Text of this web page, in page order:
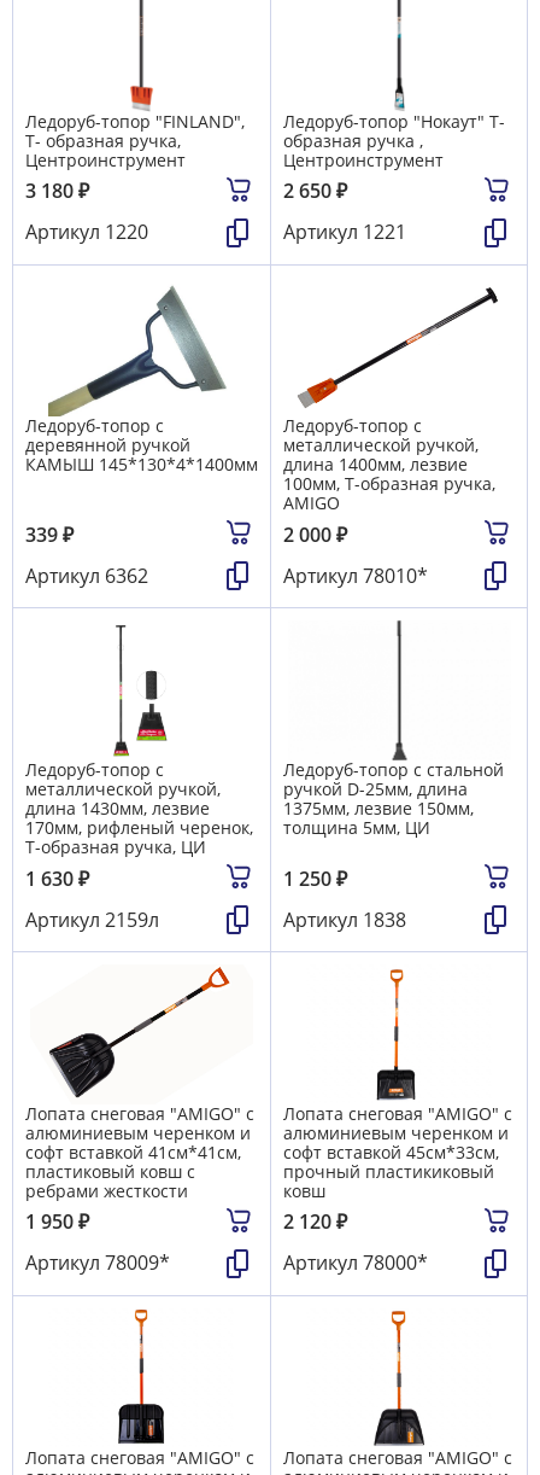
Ледоруб-топор "FINLAND",
Т- образная ручка,
Центроинструмент
3 180₽
Артикул 1220
Ледоруб-топор "Нокаут" Т-
образная ручка ,
Центроинструмент
2 650₽
Артикул 1221
Ледоруб-топор с
деревянной ручкой
КАМЫШ 145*130*4*1400мм
339₽
Артикул 6362
Ледоруб-топор с
металлической ручкой,
длина 1400мм, лезвие
100мм, Т-образная ручка,
AMIGO
2 000₽
Артикул 78010*
Ледоруб-топор с
металлической ручкой,
длина 1430мм, лезвие
170мм, рифленый черенок,
Т-образная ручка, ЦИ
1 630₽
Артикул 2159л
Ледоруб-топор с стальной
ручкой D-25мм, длина
1375мм, лезвие 150мм,
толщина 5мм, ЦИ
1 250₽
Артикул 1838
Лопата снеговая "AMIGO" с
алюминиевым черенком и
софт вставкой 41см*41см,
пластиковый ковш с
ребрами жесткости
1 950₽
Артикул 78009*
Лопата снеговая "AMIGO" с
алюминиевым черенком и
софт вставкой 45см*33см,
прочный пластикиковый
ковш
2 120₽
Артикул 78000*
Лопата снеговая "AMIGO" с
Лопата снеговая "AMIGO" с